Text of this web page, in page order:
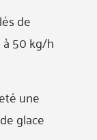
de
50 kg/h
une
glace